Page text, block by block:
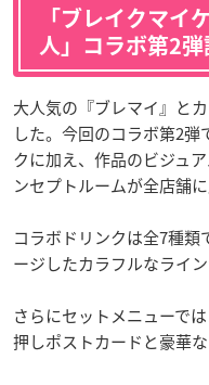
「ブレイクマイ
人」コラボ第2弾
大人気の『ブレマイ』と
した。今回のコラボ第2
クに加え、作品のビジュ
ンセプトルームが全店舗に
コラボドリンクは全7種類
ージしたカラフルなライン
さらにセットメニューで
押しポストカードと豪華